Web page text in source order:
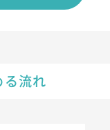
流れ